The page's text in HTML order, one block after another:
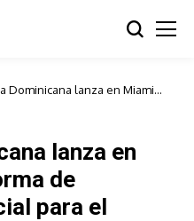
Dominicana lanza en Miami
lanza en
de
para el